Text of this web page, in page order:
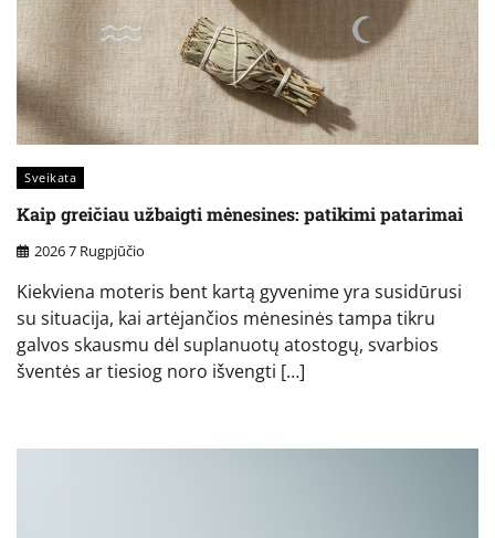
Sveikata
Kaip greičiau užbaigti mėnesines: patikimi patarimai
2026 7 Rugpjūčio
Kiekviena moteris bent kartą gyvenime yra susidūrusi
su situacija, kai artėjančios mėnesinės tampa tikru
galvos skausmu dėl suplanuotų atostogų, svarbios
šventės ar tiesiog noro išvengti […]